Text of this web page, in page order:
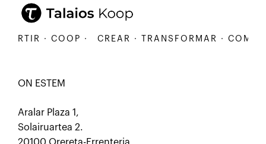
· COOP · CREAR · TRANSFORMAR ·
ON ESTEM
Aralar Plaza 1,
Solairuartea 2.